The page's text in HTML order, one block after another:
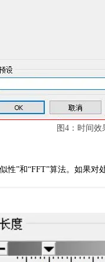
图4：时间效
性”和“FFT”算法。如果